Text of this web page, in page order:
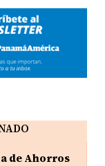
de Ahorros